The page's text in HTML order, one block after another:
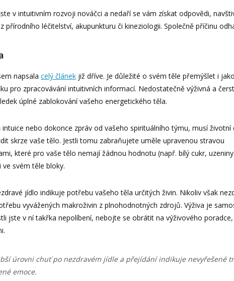
v intuitivním rozvoji nováčci a nedaří se vám získat odpovědi,
přírodního léčitelství, akupunkturu či kineziologii. Společně příčinu
napsala celý článek již dříve. Je důležité o svém těle přemýšlet i jako
pro zpracovávání intuitivních informací. Nedostatečně výživná a
úplné zablokování vašeho energetického těla.
nebo dokonce zpráv od vašeho spirituálního týmu, musí životní
skrze vaše tělo. Jestli tomu zabraňujete uměle upravenou stravou
které pro vaše tělo nemají žádnou hodnotu (např. bílý cukr,
svém těle bloky.
jídlo indikuje potřebu vašeho těla určitých živin. Nikoliv však
vyvážených makroživin z plnohodnotných zdrojů. Výživa je
jste v ní takřka nepolíbení, nebojte se obrátit na výživového
úrovni chuť po nezdravém jídle a přejídání indikuje nevyřešené
emoce.